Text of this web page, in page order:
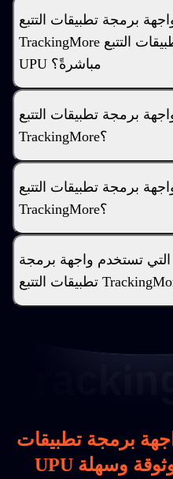
برمجة تطبيقات التتبع
TrackingMore بدلاً من واجهة برمجة تطبيقات التتبع
UPU مباشرةً؟
برمجة تطبيقات التتبع
TrackingMore؟
برمجة تطبيقات التتبع
TrackingMore؟
التي تستخدم واجهة برمجة
برمجة تطبيقات
UPU اليوم — سريعة وموثوقة وسهلة